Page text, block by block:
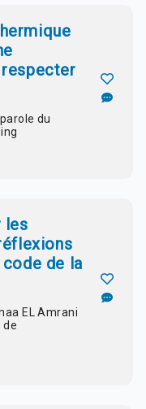
du
les
de la
EL Amrani
de